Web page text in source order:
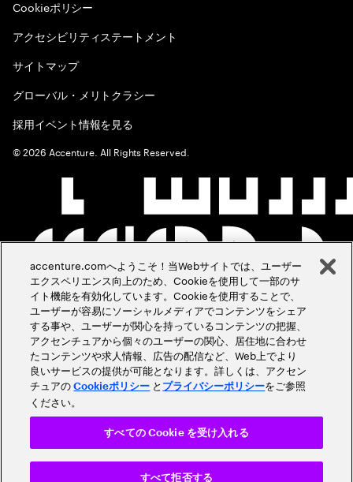
Cookieポリシー
アクセシビリティステートメント
サイトマップ
グローバル・メリトクラシー
採用イベント情報を見る
©2026 Accenture. All Rights Reserved.
accenture.comへようこそ！当Webサイトでは、ユーザー
エクスペリエンス向上のため、Cookieを使用して一部のサ
イト機能を有効化しています。Cookieを使用することで、
ユーザーが容易にソーシャルメディアでコンテンツをシェア
する事や、ユーザーが関心を持っているコンテンツの把握、
アクセンチュアから個々のユーザーの関心、居住地に合わせ
たコンテンツや求人情報、広告の配信など、Web上でより
良いサービスの提供が可能となります。詳しくは、アクセン
チュアのCookieポリシー と プライバシーポリシーをご参照
ください。
すべて拒否する
すべての Cookie を受け入れる